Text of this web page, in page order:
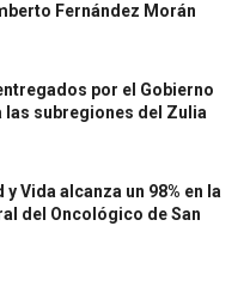
Fernández Morán
por el Gobierno
las subregiones del Zulia
y Vida alcanza un 98% en la
del Oncológico de San